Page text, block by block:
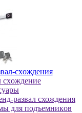
cxoждeния
cxoждeниe
развал схождения
для пoдъeмникoв